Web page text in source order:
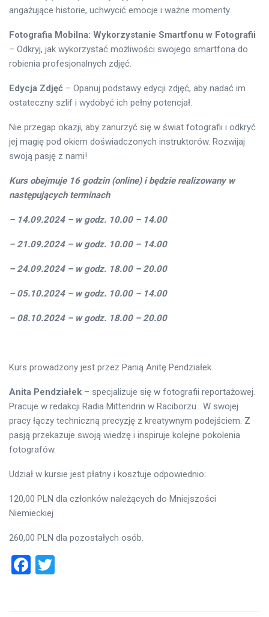
angażujące historie, uchwycić emocje i ważne momenty.
Fotografia Mobilna: Wykorzystanie Smartfonu w Fotografii
– Odkryj, jak wykorzystać możliwości swojego smartfona do
robienia profesjonalnych zdjęć.
Edycja Zdjęć – Opanuj podstawy edycji zdjęć, aby nadać im
ostateczny szlif i wydobyć ich pełny potencjał.
Nie przegap okazji, aby zanurzyć się w świat fotografii i odkryć
jej magię pod okiem doświadczonych instruktorów. Rozwijaj
swoją pasję z nami!
Kurs obejmuje 16 godzin (online) i będzie realizowany w
następujących terminach
– 14.09.2024 – w godz. 10.00 – 14.00
– 21.09.2024 – w godz. 10.00 – 14.00
– 24.09.2024 – w godz. 18.00 – 20.00
– 05.10.2024 – w godz. 10.00 – 14.00
– 08.10.2024 – w godz. 18.00 – 20.00
Kurs prowadzony jest przez Panią Anitę Pendziałek.
Anita Pendziałek – specjalizuje się w fotografii reportażowej.
Pracuje w redakcji Radia Mittendrin w Raciborzu. W swojej
pracy łączy techniczną precyzję z kreatywnym podejściem. Z
pasją przekazuje swoją wiedzę i inspiruje kolejne pokolenia
fotografów.
Udział w kursie jest płatny i kosztuje odpowiednio:
120,00 PLN dla członków należących do Mniejszości
Niemieckiej
260,00 PLN dla pozostałych osób.
Facebook